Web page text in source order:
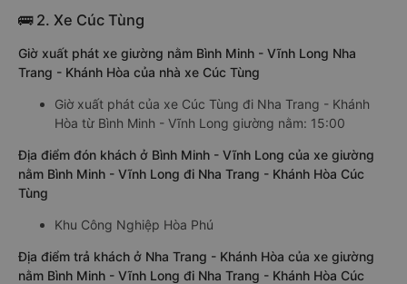
🚌 2. Xe Cúc Tùng
Giờ xuất phát xe giường nằm Bình Minh - Vĩnh Long Nha
Trang - Khánh Hòa của nhà xe Cúc Tùng
Giờ xuất phát của xe Cúc Tùng đi Nha Trang - Khánh
Hòa từ Bình Minh - Vĩnh Long giường nằm: 15:00
Địa điểm đón khách ở Bình Minh - Vĩnh Long của xe giường
nằm Bình Minh - Vĩnh Long đi Nha Trang - Khánh Hòa Cúc
Tùng
Khu Công Nghiệp Hòa Phú
Địa điểm trả khách ở Nha Trang - Khánh Hòa của xe giường
nằm Bình Minh - Vĩnh Long đi Nha Trang - Khánh Hòa Cúc